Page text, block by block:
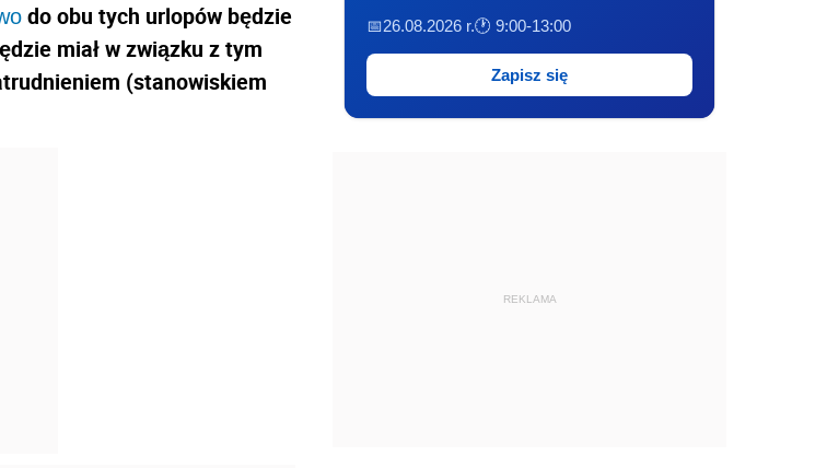
do obu tych urlopów będzie
miał w związku z tym
(stanowiskiem
📅26.08.2026 r.🕐 9:00-13:00
Zapisz się
REKLAMA